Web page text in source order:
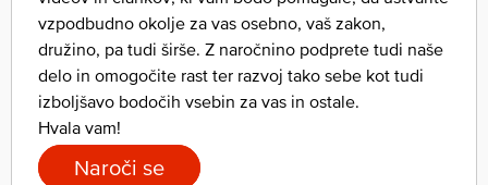
vzpodbudno okolje za vas osebno, vaš zakon,
družino, pa tudi širše. Z naročnino podprete tudi naše
delo in omogočite rast ter razvoj tako sebe kot tudi
izboljšavo bodočih vsebin za vas in ostale.
Hvala vam!
Naroči se